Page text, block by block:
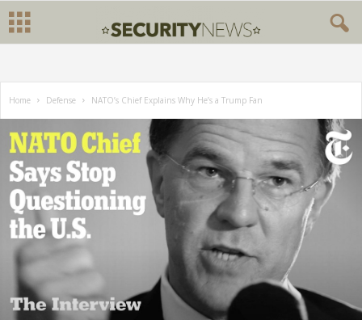
Home Defense NATO’s Chief Explains Why He’s a Trump Fan